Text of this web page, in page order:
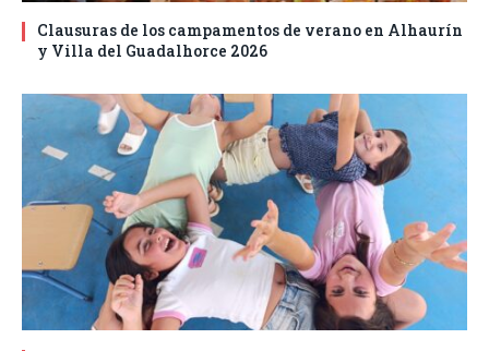
Clausuras de los campamentos de verano en Alhaurín
y Villa del Guadalhorce 2026